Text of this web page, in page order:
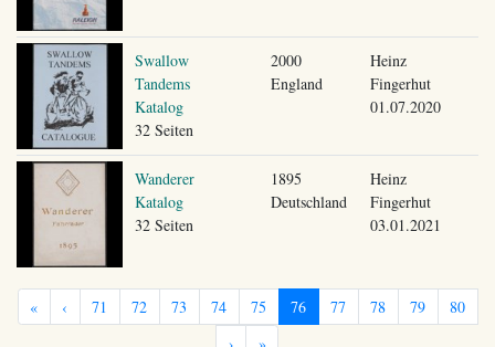
Swallow
Tandems
Katalog
32 Seiten
2000
England
Heinz
Fingerhut
01.07.2020
Wanderer
Katalog
32 Seiten
1895
Deutschland
Heinz
Fingerhut
03.01.2021
« ‹ 71 72 73 74 75 76 77 78 79
80
›
»